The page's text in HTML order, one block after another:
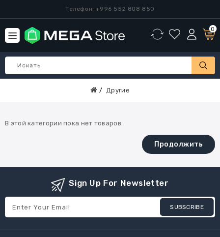
Телефон: +996 552 808 850
0
Другие
В этой категории пока нет товаров.
Продолжить
Sign Up For Newsletter
SUBSCRIBE